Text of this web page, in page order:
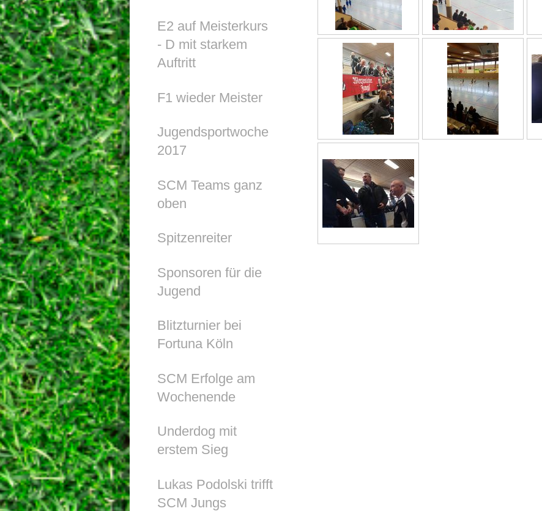
E2 auf Meisterkurs
- D mit starkem
Auftritt
F1 wieder Meister
Jugendsportwoche
2017
SCM Teams ganz
oben
Spitzenreiter
Sponsoren für die
Jugend
Blitzturnier bei
Fortuna Köln
SCM Erfolge am
Wochenende
Underdog mit
erstem Sieg
Lukas Podolski trifft
SCM Jungs